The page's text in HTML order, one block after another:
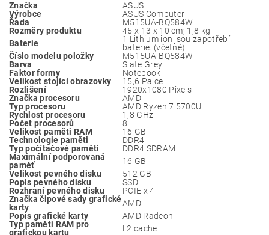
Značka
‎ASUS
Výrobce
‎ASUS Computer
Řada
‎M515UA-BQ584W
Rozměry produktu
‎45 x 13 x 10 cm; 1,8 kg
Baterie
‎1 Lithium ion jsou zapotřebí
baterie. (včetně)
Číslo modelu položky
‎M515UA-BQ584W
Barva
‎Slate Grey
Faktor formy
‎Notebook
Velikost stojící obrazovky
‎15,6 Palce
Rozlišení
‎1920x1080 Pixels
Značka procesoru
‎AMD
Typ procesoru
‎AMD Ryzen 7 5700U
Rychlost procesoru
‎1,8 GHz
Počet procesorů
‎8
Velikost paměti RAM
‎16 GB
Technologie paměti
‎DDR4
Typ počítačové paměti
‎DDR4 SDRAM
Maximální podporovaná
paměť
‎16 GB
Velikost pevného disku
‎512 GB
Popis pevného disku
‎SSD
Rozhraní pevného disku
‎PCIE x 4
Značka čipové sady grafické
karty
‎AMD
Popis grafické karty
‎AMD Radeon
Typ paměti RAM pro
grafickou kartu
‎L2 cache